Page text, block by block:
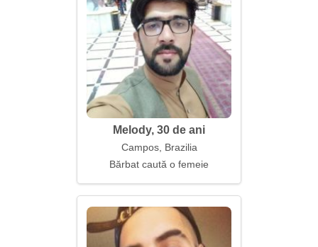
Melody, 30 de ani
Campos, Brazilia
Bărbat caută o femeie